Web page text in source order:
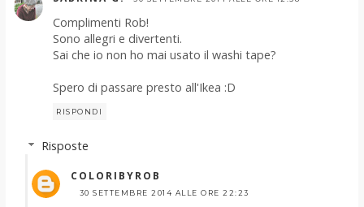
Complimenti Rob!
Sono allegri e divertenti.
Sai che io non ho mai usato il washi tape?
Spero di passare presto all'Ikea :D
RISPONDI
Risposte
COLORIBYROB
30 SETTEMBRE 2014 ALLE ORE 22:23